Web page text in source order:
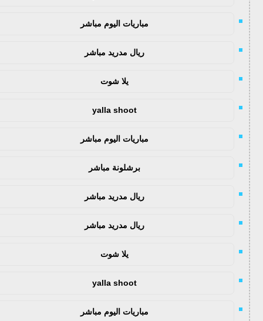
مباريات اليوم مباشر
ريال مدريد مباشر
يلا شوت
yalla shoot
مباريات اليوم مباشر
برشلونة مباشر
ريال مدريد مباشر
ريال مدريد مباشر
يلا شوت
yalla shoot
مباريات اليوم مباشر